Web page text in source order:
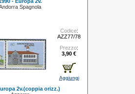
- Europa 2v.
Spagnola
Codice:
AZZ77/78
Prezzo:
3,90 €
Aggiungi
2v.(coppia orizz.)